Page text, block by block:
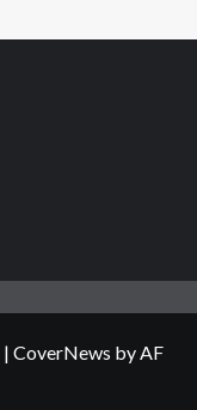
| CoverNews by AF